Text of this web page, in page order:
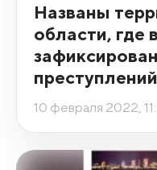
Названы
области, где
преступлений
10 февраля 2022,